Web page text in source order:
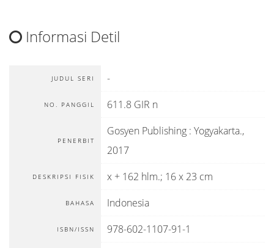
Informasi Detil
JUDUL SERI -
NO. PANGGIL 611.8 GIR n
PENERBIT
Gosyen Publishing : Yogyakarta.,
2017
DESKRIPSI FISIK x + 162 hlm.; 16 x 23 cm
BAHASA Indonesia
ISBN/ISSN 978-602-1107-91-1